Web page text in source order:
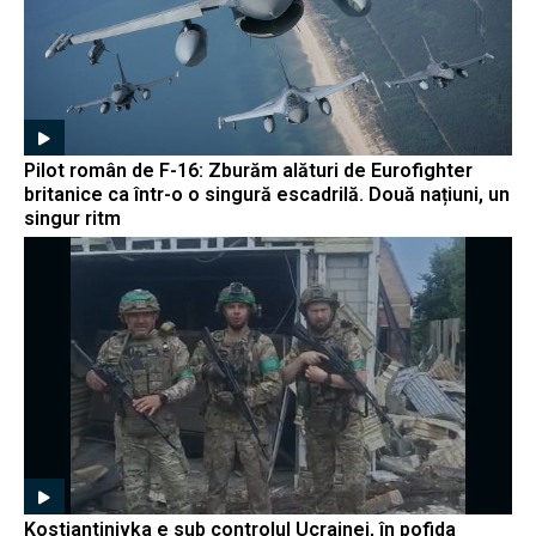
Pilot român de F-16: Zburăm alături de Eurofighter
britanice ca într-o o singură escadrilă. Două națiuni, un
singur ritm
Kostiantinivka e sub controlul Ucrainei, în pofida